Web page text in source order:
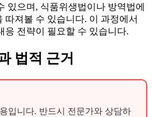
있으며, 식품위생법이나 방역법에
따져볼 수 있습니다. 이 과정에서
응 전략이 필요할 수 있습니다.
법적 근거
입니다. 반드시 전문가와 상담하